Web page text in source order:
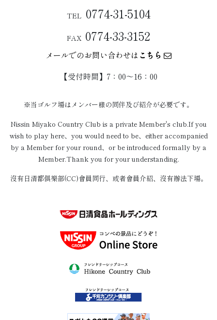
TEL 0774-31-5104
FAX 0774-33-3152
メールでのお問い合わせは こちら
【受付時間】7：00〜16：00
※当ゴルフ場はメンバー様の同伴及び紹介が必要です。
Nissin Miyako Country Club is a private Member's club.If you
wish to play here、you would need to be、either accompanied
by a Member for your round、or be introduced formally by a
Member.Thank you for your understanding.
沒有日清都俱樂部(CC)會員同行、或者會員介紹、沒有辦法下場。